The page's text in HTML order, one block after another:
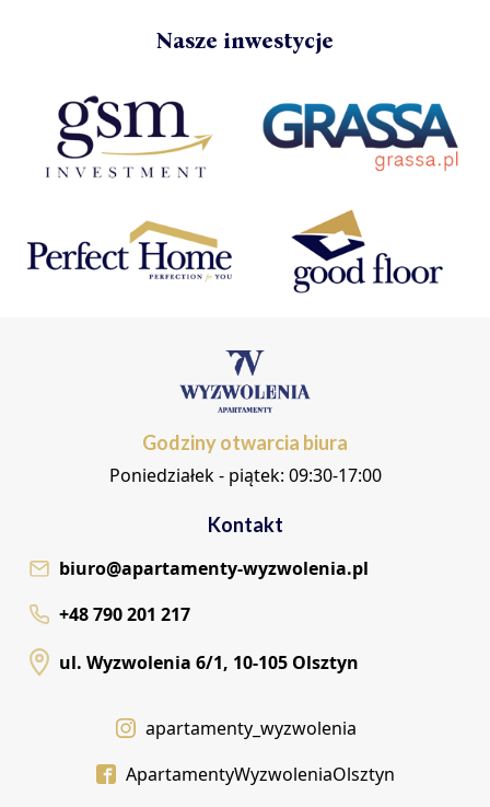
Nasze inwestycje
Godziny otwarcia biura
Poniedziałek - piątek: 09:30-17:00
Kontakt
biuro@apartamenty-wyzwolenia.pl
+48 790 201 217
ul. Wyzwolenia 6/1, 10-105 Olsztyn
apartamenty_wyzwolenia
ApartamentyWyzwoleniaOlsztyn